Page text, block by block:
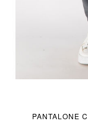
PANTALONE